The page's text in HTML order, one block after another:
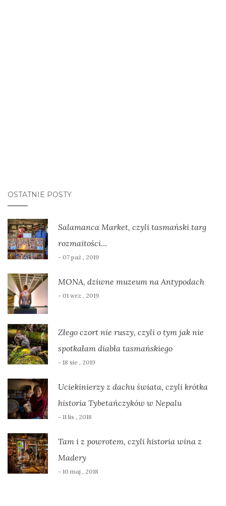
OSTATNIE POSTY
Salamanca Market, czyli tasmański targ
rozmaitości…
- 07 paź , 2019
MONA, dziwne muzeum na Antypodach
- 01 wrz , 2019
Złego czort nie ruszy, czyli o tym jak nie
spotkałam diabła tasmańskiego
- 18 sie , 2019
Uciekinierzy z dachu świata, czyli krótka
historia Tybetańczyków w Nepalu
- 11 lis , 2018
Tam i z powrotem, czyli historia wina z
Madery
- 10 maj , 2018